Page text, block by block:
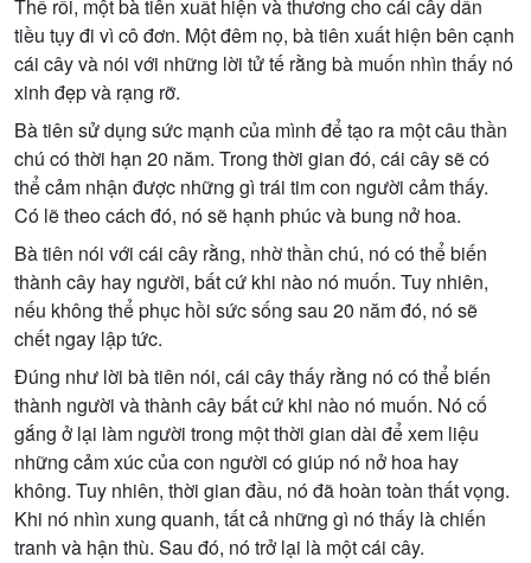
Thế rồi, một bà tiên xuất hiện và thương cho cái cây dần
tiều tụy đi vì cô đơn. Một đêm nọ, bà tiên xuất hiện bên cạnh
cái cây và nói với những lời tử tế rằng bà muốn nhìn thấy nó
xinh đẹp và rạng rỡ.
Bà tiên sử dụng sức mạnh của mình để tạo ra một câu thần
chú có thời hạn 20 năm. Trong thời gian đó, cái cây sẽ có
thể cảm nhận được những gì trái tim con người cảm thấy.
Có lẽ theo cách đó, nó sẽ hạnh phúc và bung nở hoa.
Bà tiên nói với cái cây rằng, nhờ thần chú, nó có thể biến
thành cây hay người, bất cứ khi nào nó muốn. Tuy nhiên,
nếu không thể phục hồi sức sống sau 20 năm đó, nó sẽ
chết ngay lập tức.
Đúng như lời bà tiên nói, cái cây thấy rằng nó có thể biến
thành người và thành cây bất cứ khi nào nó muốn. Nó cố
gắng ở lại làm người trong một thời gian dài để xem liệu
những cảm xúc của con người có giúp nó nở hoa hay
không. Tuy nhiên, thời gian đầu, nó đã hoàn toàn thất vọng.
Khi nó nhìn xung quanh, tất cả những gì nó thấy là chiến
tranh và hận thù. Sau đó, nó trở lại là một cái cây.